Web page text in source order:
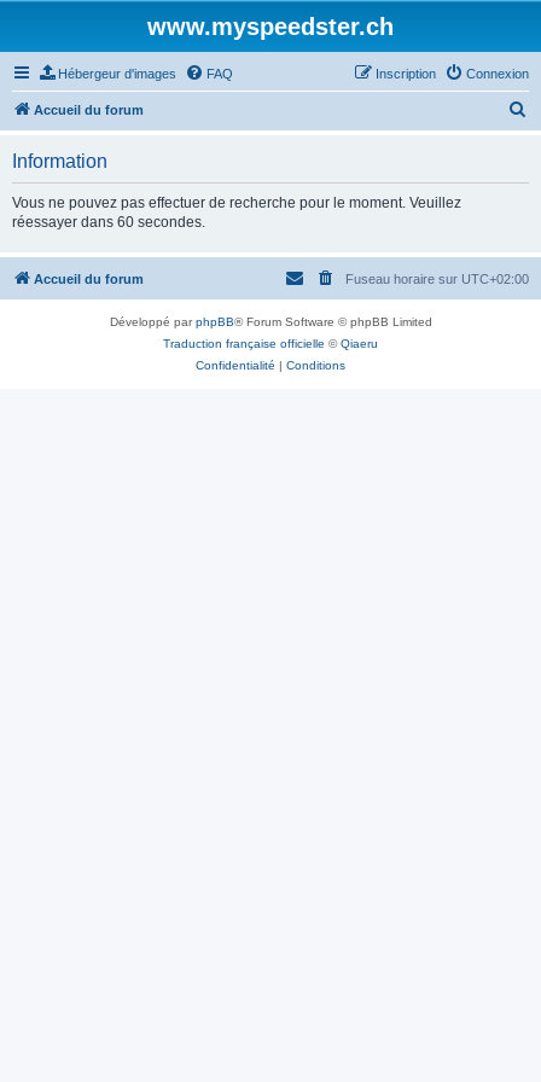
www.myspeedster.ch
Hébergeur d'images FAQ Connexion
Inscription
Accueil du forum
c
Information
Vous ne pouvez pas effectuer de recherche pour le moment. Veuillez
réessayer dans 60 secondes.
Accueil du forum Fuseau horaire sur UTC+02:00
Développé parphpBB® Forum Software © phpBB Limited
Traduction française officielle ©Qiaeru
Confidentialité | Conditions